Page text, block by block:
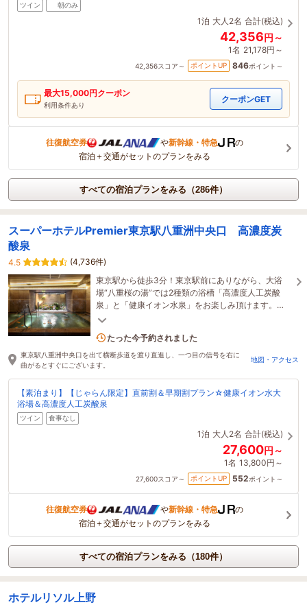
ツイン 朝のみ
1泊 大人2名 合計(税込)
42,356円～
1名 21,178円～
42,356スコア～ ポイントUP 846ポイント～
最大15,000円クーポン
利用条件あり
クーポンGET
往復航空券 や新幹線・特急
の
宿泊＋交通がセットのプランをみる
すべての宿泊プランをみる（286件）
スーパーホテルPremier東京駅八重洲中央口 高濃度炭
酸泉
4.5
(4,736件)
東京駅から徒歩3分！東京駅前にありながら、大浴
場“八重桜の湯”では2種類の浴槽「高濃度人工炭酸
泉」と「健康イオン水泉」をお楽しみ頂けます。
【おもてなし規格 紫認証ホテル（経済産業省）】
7名がこの宿を見ています
たった今予約されました
東京駅八重洲中央口を出て横断歩道を渡り直進し、一つ目の信号を右に
曲がるとすぐにございます。
地図・アクセス
【素泊まり】【じゃらん限定】直前割＆早期割プラン☆健康イオン水大
浴場＆高濃度人工炭酸泉
ツイン 食事なし
1泊 大人2名 合計(税込)
27,600円～
1名 13,800円～
27,600スコア～ ポイントUP 552ポイント～
往復航空券 や新幹線・特急
の
宿泊＋交通がセットのプランをみる
すべての宿泊プランをみる（180件）
ホテルリソル上野